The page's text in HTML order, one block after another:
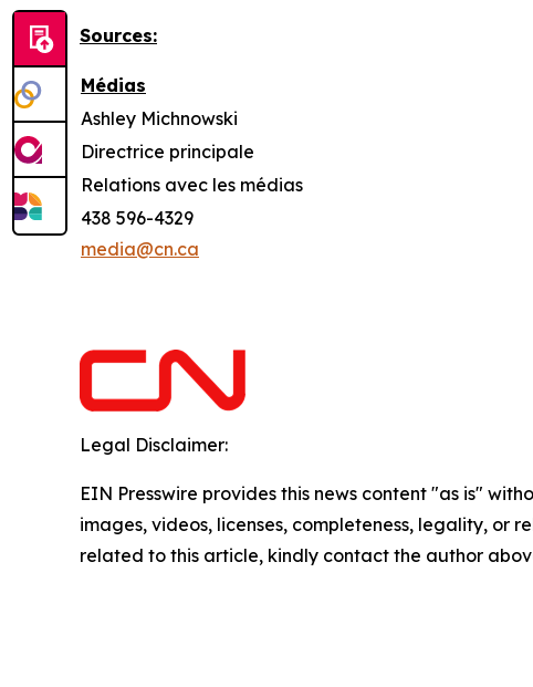
Sources:
Médias
Ashley Michnowski
Directrice principale
Relations avec les médias
438 596-4329
media@cn.ca
Legal Disclaimer:
EIN Presswire provides this news content "as is"
images, videos, licenses, completeness, legality, or
related to this article, kindly contact the author